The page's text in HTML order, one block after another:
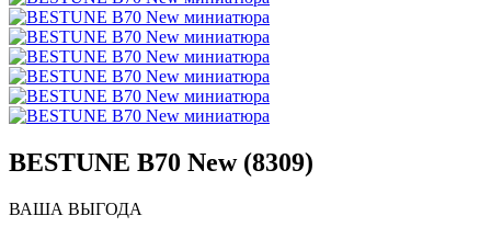
BESTUNE B70 New (8309)
ВАША ВЫГОДА